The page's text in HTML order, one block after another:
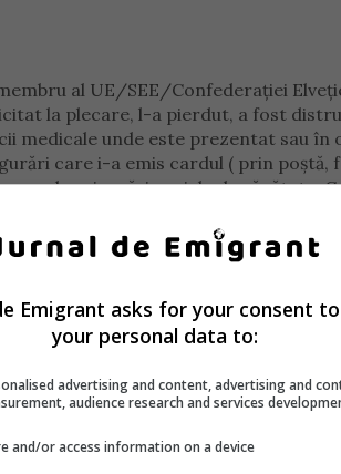
al UE/SEE/Confederaţiei
la plecare, l-a pierdut, a fost
medicale unde este prezentat sau în
care i-a emis cardul ( prin poştă,
de asigurări sociale de sănătate.
în termen de 24 ore.
aceleaşi drepturi ca şi CEASS.
să analizeze oportunitatea oricărei
care sunt considerate esențiale.
Emigrant asks for your consent
your personal data to:
advertising and content, advertising and
audience research and services
and/or access information on a device